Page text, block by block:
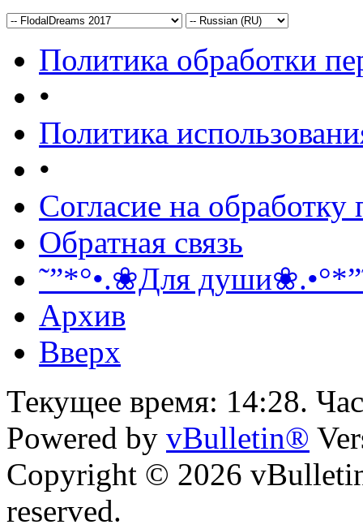
Политика обработки
•
Политика
•
Согласие на
Обратная связь
˜”*°•.❀Для
Архив
Вверх
Текущее время: 14:28.
Powered by vBulletin®
Copyright © 2026
reserved.